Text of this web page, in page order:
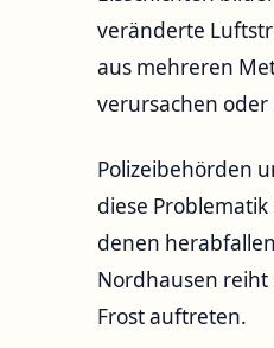
veränderte
aus mehreren
verursachen
Polizeibehörden
diese
denen
Nordhausen reiht
Frost auftreten.